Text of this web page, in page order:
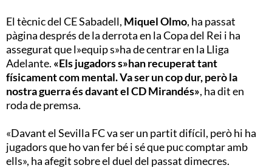
El tècnic del CE Sabadell, Miquel Olmo, ha passat
pàgina després de la derrota en la Copa del Rei i ha
assegurat que l»equip s»ha de centrar en la Lliga
Adelante. «Els jugadors s»han recuperat tant
físicament com mental. Va ser un cop dur, però la
nostra guerra és davant el CD Mirandés», ha dit en
roda de premsa.
«Davant el Sevilla FC va ser un partit difícil, però hi ha
jugadors que ho van fer bé i sé que puc comptar amb
ells», ha afegit sobre el duel del passat dimecres.